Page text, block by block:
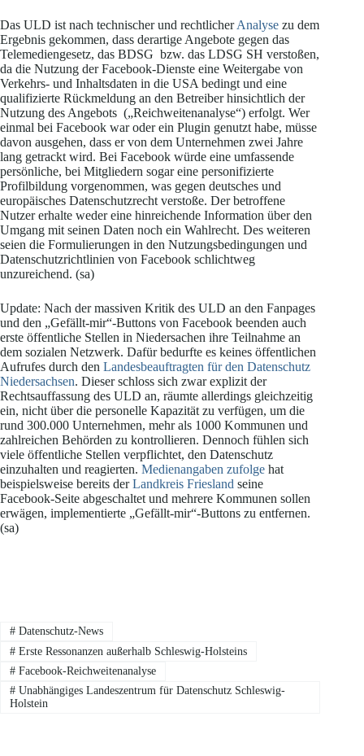
Das ULD ist nach technischer und rechtlicherAnalyse zu dem
Ergebnis gekommen, dass derartige Angebote gegen das
Telemediengesetz, das BDSG bzw. das LDSG SH verstoßen,
da die Nutzung der Facebook-Dienste eine Weitergabe von
Verkehrs- und Inhaltsdaten in die USA bedingt und eine
qualifizierte Rückmeldung an den Betreiber hinsichtlich der
Nutzung des Angebots („Reichweitenanalyse“) erfolgt. Wer
einmal bei Facebook war oder ein Plugin genutzt habe, müsse
davon ausgehen, dass er von dem Unternehmen zwei Jahre
lang getrackt wird. Bei Facebook würde eine umfassende
persönliche, bei Mitgliedern sogar eine personifizierte
Profilbildung vorgenommen, was gegen deutsches und
europäisches Datenschutzrecht verstoße. Der betroffene
Nutzer erhalte weder eine hinreichende Information über den
Umgang mit seinen Daten noch ein Wahlrecht. Des weiteren
seien die Formulierungen in den Nutzungsbedingungen und
Datenschutzrichtlinien von Facebook schlichtweg
unzureichend. (sa)
Update: Nach der massiven Kritik des ULD an den Fanpages
und den „Gefällt-mir“-Buttons von Facebook beenden auch
erste öffentliche Stellen in Niedersachen ihre Teilnahme an
dem sozialen Netzwerk. Dafür bedurfte es keines öffentlichen
Aufrufes durch den Landesbeauftragten für den Datenschutz
Niedersachsen. Dieser schloss sich zwar explizit der
Rechtsauffassung des ULD an, räumte allerdings gleichzeitig
ein, nicht über die personelle Kapazität zu verfügen, um die
rund 300.000 Unternehmen, mehr als 1000 Kommunen und
zahlreichen Behörden zu kontrollieren. Dennoch fühlen sich
viele öffentliche Stellen verpflichtet, den Datenschutz
einzuhalten und reagierten. Medienangaben zufolge hat
beispielsweise bereits derLandkreis Friesland seine
Facebook-Seite abgeschaltet und mehrere Kommunen sollen
erwägen, implementierte „Gefällt-mir“-Buttons zu entfernen.
(sa)
#Datenschutz-News
#Erste Ressonanzen außerhalb Schleswig-Holsteins
#Facebook-Reichweitenanalyse
#Unabhängiges Landeszentrum für Datenschutz Schleswig-
Holstein